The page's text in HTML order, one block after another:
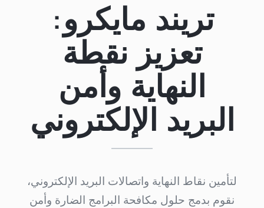
تريند مايكرو:
تعزيز نقطة
النهاية وأمن
البريد الإلكتروني
لتأمين نقاط النهاية واتصالات البريد الإلكتروني،
نقوم بدمج حلول مكافحة البرامج الضارة وأمن